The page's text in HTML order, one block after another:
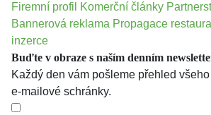
Firemní profil
Komerční články
Bannerová reklama Propagace
inzerce
Buďte v obraze s naším denním
Každý den vám pošleme přehled
e-mailové schránky.